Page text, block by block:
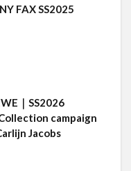
FAX SS2025
｜SS2026
campaign
Jacobs